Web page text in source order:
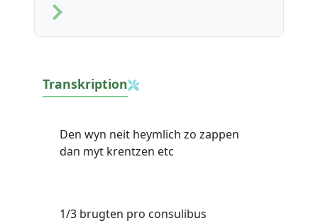
Transkription
Den wyn neit heymlich zo zappen
dan myt krentzen etc
1/3 brugten pro consulibus